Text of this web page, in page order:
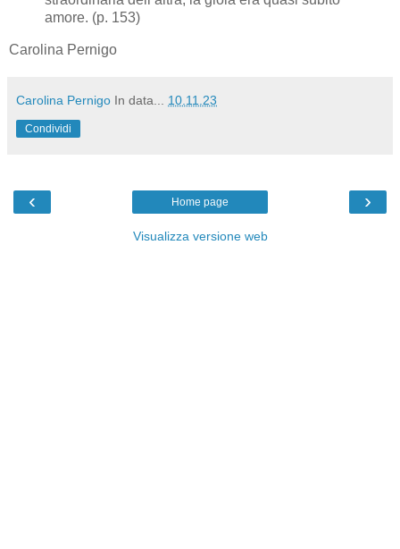
amore. (p. 153)
Carolina Pernigo
Carolina Pernigo In data... 10.11.23
Condividi
‹ ›
Home page
Visualizza versione web